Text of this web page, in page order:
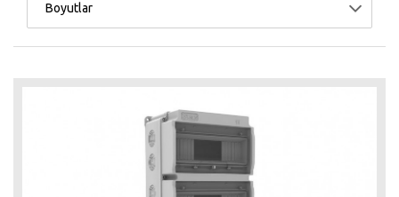
Boyutlar